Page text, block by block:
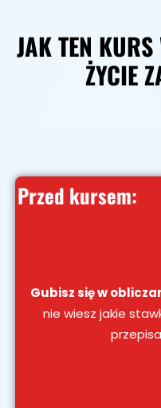
JAK TEN
ŻYCIE
Przed kursem:
Gubisz się w
nie wiesz jakie